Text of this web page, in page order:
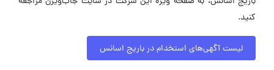
کنید.
لیست آگهی‌های استخدام در باریج اسانس